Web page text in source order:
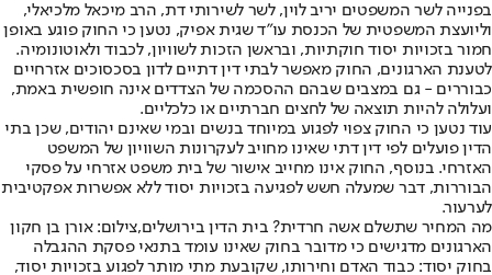
בפנייה לשר המשפטים יריב לוין, לשר לשירותי דת, הרב מיכאל מלכיאלי,
וליועצת המשפטית של הכנסת עו"ד שגית אפיק, נטען כי החוק פוגע באופן
חמור בזכויות יסוד חוקתיות, ובראשן הזכות לשוויון, לכבוד ולאוטונומיה.
לטענת הארגונים, החוק מאפשר לבתי דין דתיים לדון בסכסוכים אזרחיים
כבוררים - גם במצבים שבהם ההסכמה של הצדדים אינה חופשית באמת,
ועלולה להיות תוצאה של לחצים חברתיים או כלכליים.
עוד נטען כי החוק צפוי לפגוע במיוחד בנשים ובמי שאינם יהודים, שכן בתי
הדין פועלים לפי דין דתי שאינו מחויב לעקרונות השוויון של המשפט
האזרחי. בנוסף, החוק אינו מחייב אישור של בית משפט אזרחי על פסקי
הבוררות, דבר שמעלה חשש לפגיעה בזכויות יסוד ללא אפשרות אפקטיבית
לערעור.
מה המחיר שתשלם אשה חרדית? בית הדין בירושלים,צילום: אורן בן חקון
הארגונים מדגישים כי מדובר בחוק שאינו עומד בתנאי פסקת ההגבלה
בחוק יסוד: כבוד האדם וחירותו, שקובעת מתי מותר לפגוע בזכויות יסוד,